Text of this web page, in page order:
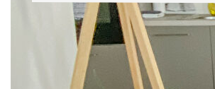
Extérieur